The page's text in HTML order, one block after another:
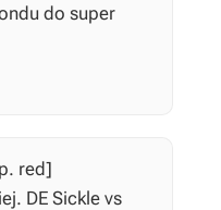
do super
red]
DE Sickle vs